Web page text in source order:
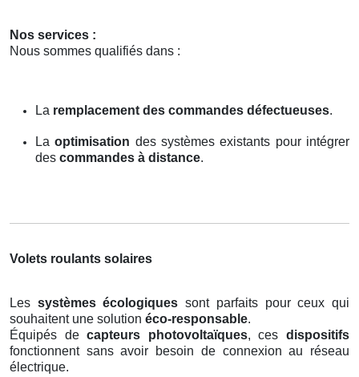
Nos services :
Nous sommes qualifiés dans :
La remplacement des commandes défectueuses.
Laoptimisation des systèmes existants pour intégrer
des commandes à distance.
Volets roulants solaires
Les systèmes écologiques sont parfaits pour ceux qui
souhaitent une solution éco-responsable.
Équipés decapteurs photovoltaïques, cesdispositifs
fonctionnent sans avoir besoin de connexion au réseau
électrique.